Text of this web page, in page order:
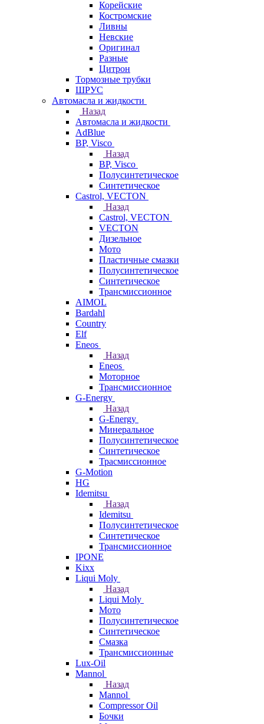
Корейские
Костромские
Ливны
Невские
Оригинал
Разные
Цитрон
Тормозные трубки
ШРУС
Автомасла и жидкости
Назад
Автомасла и жидкости
AdBlue
BP, Visco
Назад
BP, Visco
Полусинтетическое
Синтетическое
Castrol, VECTON
Назад
Castrol, VECTON
VECTON
Дизельное
Мото
Пластичные смазки
Полусинтетическое
Синтетическое
Трансмиссионное
AIMOL
Bardahl
Country
Elf
Eneos
Назад
Eneos
Моторное
Трансмиссионное
G-Energy
Назад
G-Energy
Минеральное
Полусинтетическое
Синтетическое
Трасмиссионное
G-Motion
HG
Idemitsu
Назад
Idemitsu
Полусинтетическое
Синтетическое
Трансмиссионное
IPONE
Kixx
Liqui Moly
Назад
Liqui Moly
Мото
Полусинтетическое
Синтетическое
Смазка
Трансмиссионные
Lux-Oil
Mannol
Назад
Mannol
Compressor Oil
Бочки